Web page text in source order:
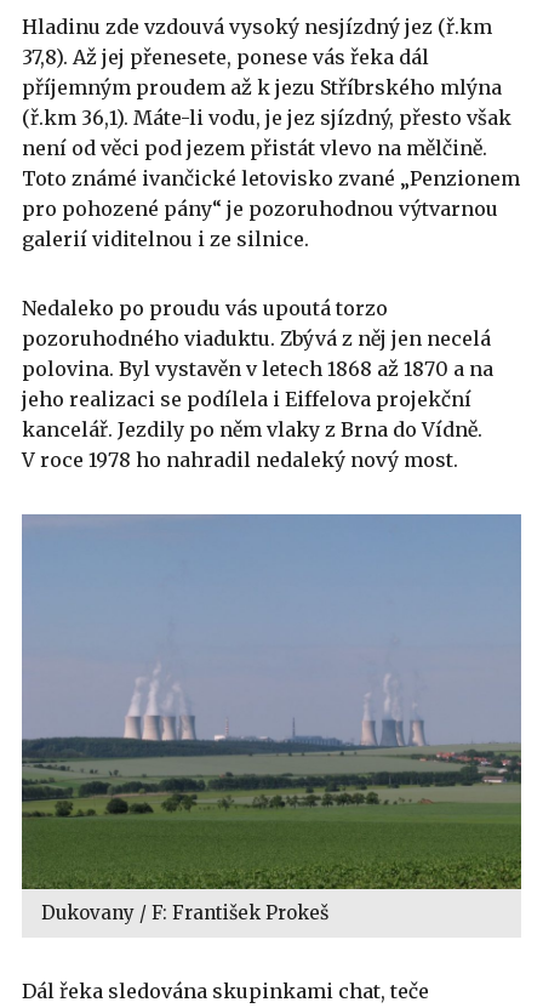
Hladinu zde vzdouvá vysoký nesjízdný jez (ř.km
37,8). Až jej přenesete, ponese vás řeka dál
příjemným proudem až k jezu Stříbrského mlýna
(ř.km 36,1). Máte-li vodu, je jez sjízdný, přesto však
není od věci pod jezem přistát vlevo na mělčině.
Toto známé ivančické letovisko zvané „Penzionem
pro pohozené pány“ je pozoruhodnou výtvarnou
galerií viditelnou i ze silnice.
Nedaleko po proudu vás upoutá torzo
pozoruhodného viaduktu. Zbývá z něj jen necelá
polovina. Byl vystavěn v letech 1868 až 1870 a na
jeho realizaci se podílela i Eiffelova projekční
kancelář. Jezdily po něm vlaky z Brna do Vídně.
V roce 1978 ho nahradil nedaleký nový most.
Dukovany / F: František Prokeš
Dál řeka sledována skupinkami chat, teče